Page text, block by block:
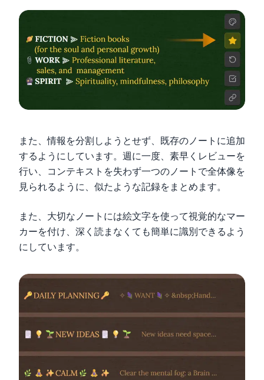
また、情報を分割しようとせず、既存のノートに追加
するようにしています。週に一度、素早くレビューを
行い、コンテキストを失わず一つのノートで全体像を
見られるように、似たような記録をまとめます。
また、大切なノートには絵文字を使って視覚的なマー
カーを付け、深く読まなくても簡単に識別できるよう
にしています。